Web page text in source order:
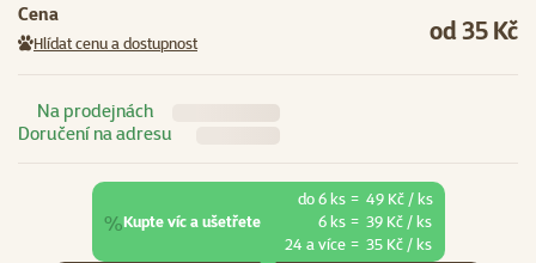
Cena
Hlídat cenu a dostupnost od 35 Kč
Na prodejnách
Doručení na adresu
%Kupte víc a ušetřete
do 6 ks = 49 Kč / ks
6 ks = 39 Kč / ks
24 a více = 35 Kč / ks